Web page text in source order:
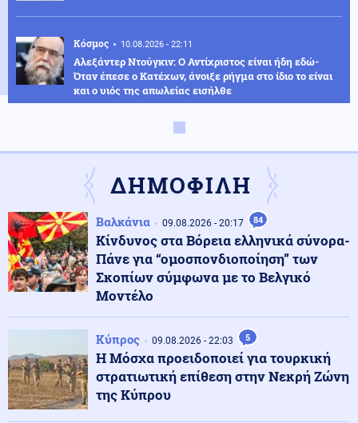
Κόσμος 10.08.2026 - 22:11
Αλεξάντερ Ντούγκιν: Ο Αντίχριστος είναι ήδη εδώ-
Όταν έπεσε ο Κατέχων, άνοιξε ρήγμα στο ίδιο το είναι
και ο υιός της απωλείας εισήλθε
10.08.2026 - 22:10
Ιταλίδα τουρίστρια τραυματίστηκε σοβαρά από το
ρεύμα αεροπλάνου στο αεροδρόμιο Σκιάθου
ΗΠΑ 10.08.2026 - 22:00
ΗΠΑ: Ο Ιούλιος ήταν ο θερμότερος μήνας που έχει
ποτέ καταγραφεί στη χώρα
Κόσμος 10.08.2026 - 21:50
Το ηφαιστειακό νέφος της Αίτνας διέσχισε τη
Μεσόγειο και έφτασε μέχρι τη Λιβύη
Κόσμος 10.08.2026 - 21:47
Ομάν: Tεράστια πετρελαιοκηλίδα 400 τετραγωνικών
ΔΗΜΟΦΙΛΗ
Βαλκάνια 09.08.2026 - 20:17 84
Κίνδυνος στα Βόρεια ελληνικά σύνορα-
Πάνε για “ομοσπονδιοποίηση” των
Σκοπίων σύμφωνα με το Βελγικό
Μοντέλο
Κύπρος 09.08.2026 - 22:03 5
Η Μόσχα προειδοποιεί για τουρκική
στρατιωτική επίθεση στην Νεκρή Ζώνη
της Κύπρου